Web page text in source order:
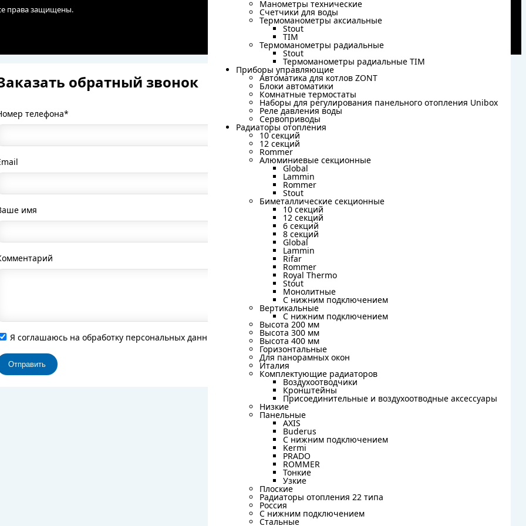
Манометры технические
Счетчики для воды
Термоманометры аксиальные
Stout
TIM
Термоманометры радиальные
Stout
Термоманометры радиальные TIM
Приборы управляющие
Автоматика для котлов ZONT
Блоки автоматики
Комнатные термостаты
Наборы для регулирования панельного отопления Unibox
Реле давления воды
Сервоприводы
Радиаторы отопления
10 секций
12 секций
Rommer
Алюминиевые секционные
Global
Lammin
Rommer
Stout
Биметаллические секционные
10 секций
12 секций
6 секций
8 секций
Global
Lammin
Rifar
Rommer
Royal Thermo
Stout
Монолитные
С нижним подключением
Вертикальные
С нижним подключением
Высота 200 мм
Высота 300 мм
Высота 400 мм
Горизонтальные
Для панорамных окон
Италия
Комплектующие радиаторов
Воздухоотводчики
Кронштейны
Присоединительные и воздухоотводные аксессуары
Низкие
Панельные
AXIS
Buderus
C нижним подключением
Kermi
PRADO
ROMMER
Тонкие
Узкие
Плоские
Радиаторы отопления 22 типа
Россия
С нижним подключением
Стальные
Манометры технические
Счетчики для воды
Термоманометры аксиальные
Stout
TIM
Термоманометры радиальные
Stout
Термоманометры радиальные TIM
Приборы управляющие
Автоматика для котлов ZONT
Блоки автоматики
Комнатные термостаты
Наборы для регулирования панельного отопления Unibox
Реле давления воды
Сервоприводы
Радиаторы отопления
10 секций
12 секций
Rommer
Алюминиевые секционные
Global
Lammin
Rommer
Stout
Биметаллические секционные
10 секций
12 секций
6 секций
8 секций
Global
Lammin
Rifar
Rommer
Royal Thermo
Stout
Монолитные
С нижним подключением
Вертикальные
С нижним подключением
Высота 200 мм
Высота 300 мм
Высота 400 мм
Горизонтальные
Для панорамных окон
Италия
Комплектующие радиаторов
Воздухоотводчики
Кронштейны
Присоединительные и воздухоотводные аксессуары
Низкие
Панельные
AXIS
Buderus
C нижним подключением
Kermi
PRADO
ROMMER
Тонкие
Узкие
Плоские
Радиаторы отопления 22 типа
Россия
С нижним подключением
Стальные
права защищены.
обратный звонок
телефона*
имя
Я соглашаюсь на обработку персональных данных